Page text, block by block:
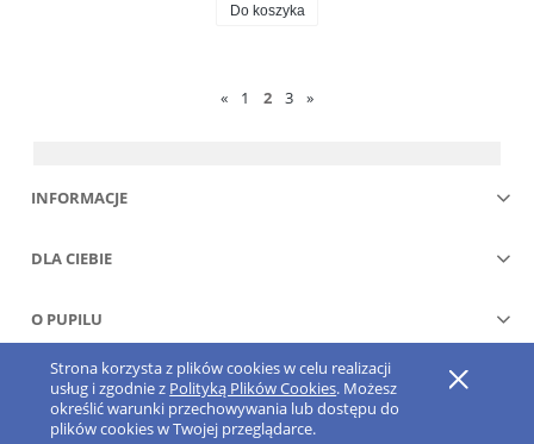
Strona korzysta z plików cookies w celu realizacji
usług i zgodnie z Polityką Plików Cookies. Możesz
określić warunki przechowywania lub dostępu do
plików cookies w Twojej przeglądarce.
Do koszyka
« 1 2 3 »
INFORMACJE
DLA CIEBIE
O PUPILU
Pokaż pełną wersję strony
Sklep internetowy Shoper.pl